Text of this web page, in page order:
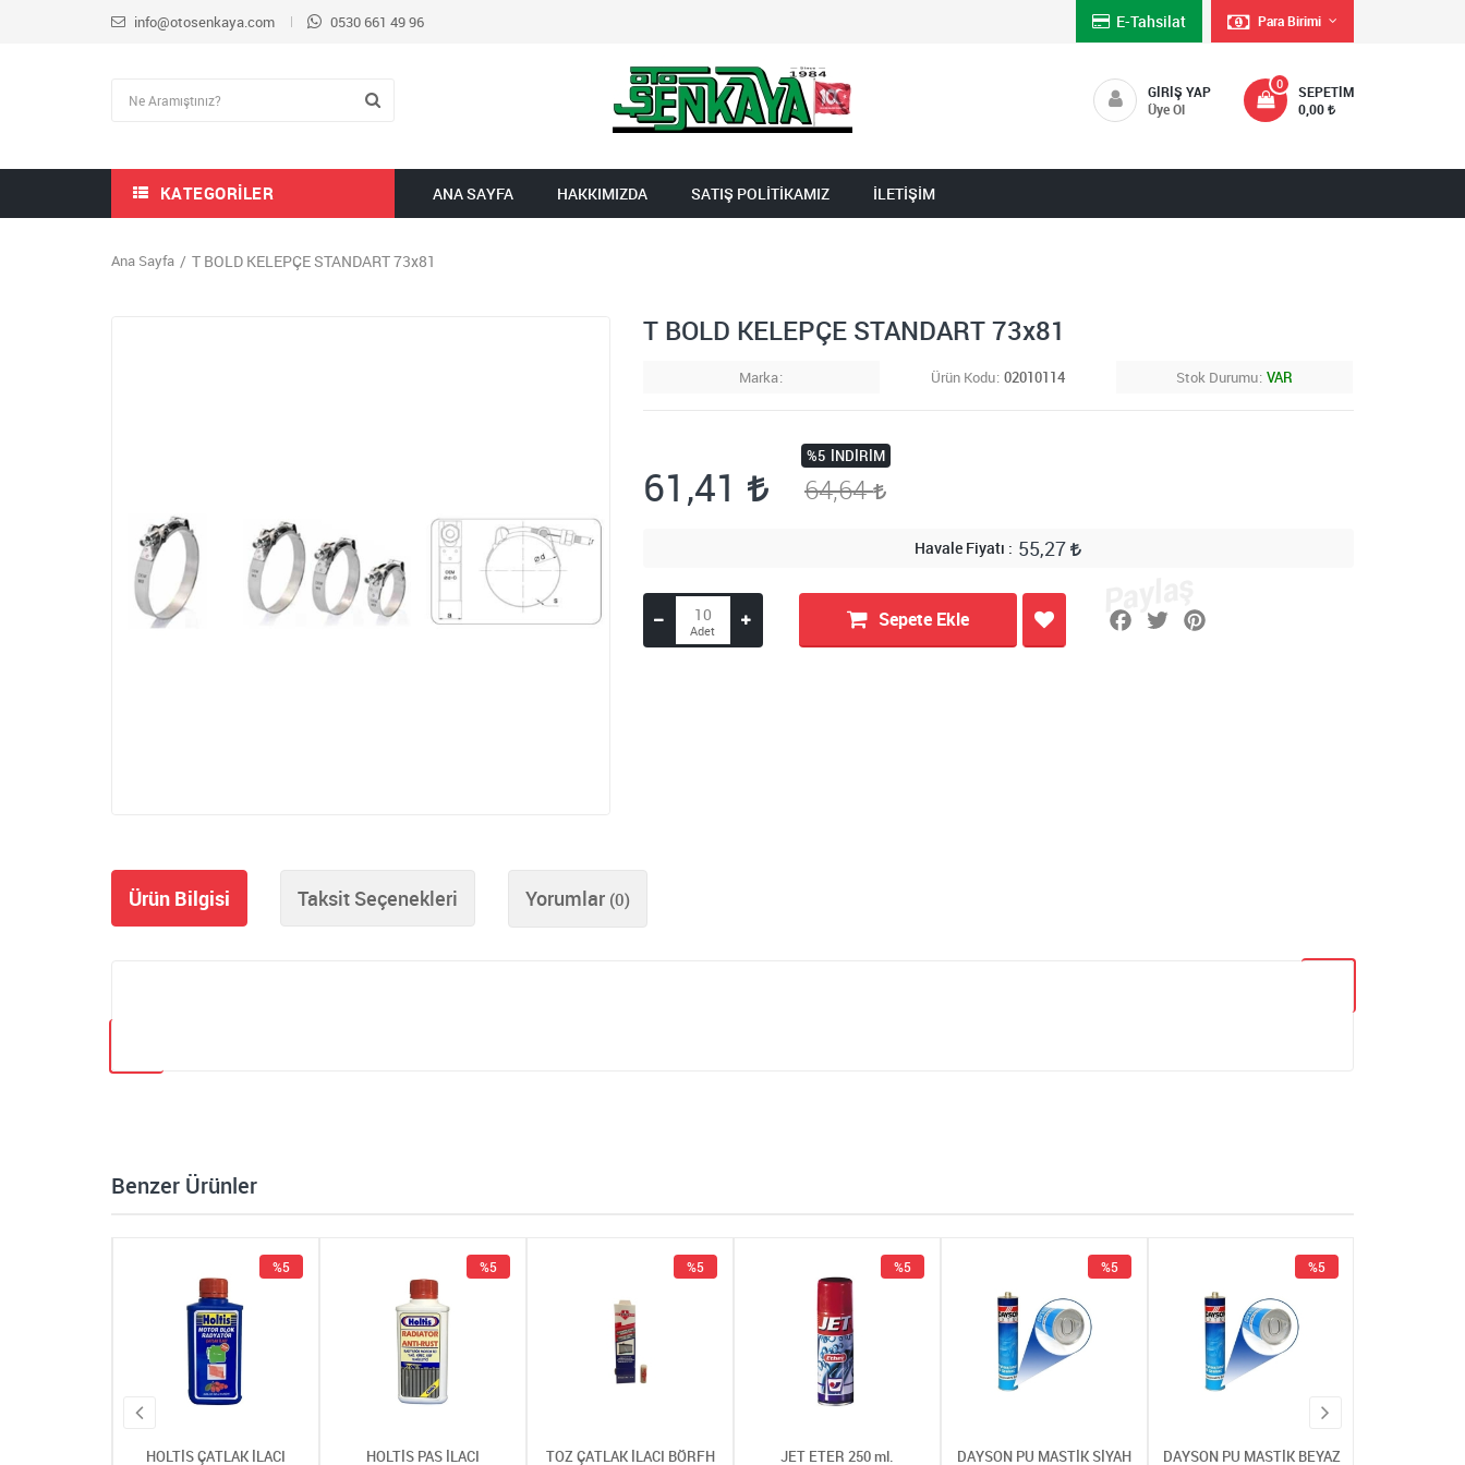
info@otosenkaya.com 0530 661 49 96 E-Tahsilat Para Birimi
SEPETIM
0
0,00
GIRIŞ YAP
Üye Ol
KATEGORILER ANA SAYFA HAKKIMIZDA SATIŞ POLİTİKAMIZ İLETİŞİM
Ana Sayfa T BOLD KELEPÇE STANDART 73x81
T BOLD KELEPÇE STANDART 73x81
Marka Ürün Kodu 02010114 Stok Durumu VAR
61,41
%5 İNDIRIM
64,64
Havale Fiyatı 55,27
Sepete Ekle
Ürün Bilgisi Taksit Seçenekleri Yorumlar (0)
Benzer Ürünler
HOLTİS ÇATLAK İLACI
%5
HOLTİS PAS İLACI
%5
TOZ ÇATLAK İLACI BÖRFH
%5
JET ETER 250 ml.
%5
DAYSON PU MASTİK SİYAH
%5
DAYSON PU MASTİK BEYAZ
%5